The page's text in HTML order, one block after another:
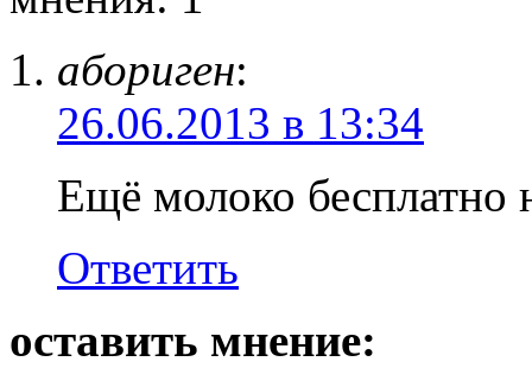
абориген:
26.06.2013 в 13:34
Ещё молоко бесплатно
Ответить
оставить мнение: